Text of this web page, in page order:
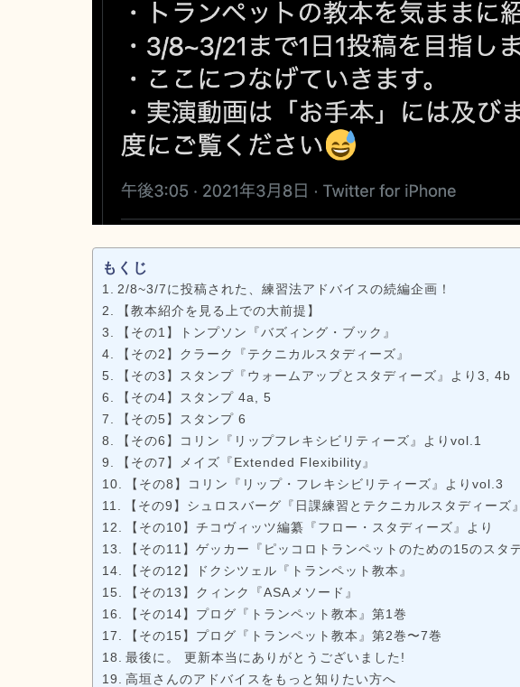
もくじ
2/8~3/7に投稿された、練習法アドバイスの続編企画！
【教本紹介を見る上での大前提】
【その1】トンプソン『バズィング・ブック』
【その2】クラーク『テクニカルスタディーズ』
【その3】スタンプ『ウォームアップとスタディーズ』より3, 4b
【その4】スタンプ 4a, 5
【その5】スタンプ 6
【その6】コリン『リップフレキシビリティーズ』よりvol.1
【その7】メイズ『Extended Flexibility』
【その8】コリン『リップ・フレキシビリティーズ』よりvol.3
【その9】シュロスバーグ『日課練習とテクニカルスタディーズ
【その10】チコヴィッツ編纂『フロー・スタディーズ』より
【その11】ゲッカー『ピッコロトランペットのための15のスタ
【その12】ドクシツェル『トランペット教本』
【その13】クィンク『ASAメソード』
【その14】プログ『トランペット教本』第1巻
【その15】プログ『トランペット教本』第2巻〜7巻
最後に。 更新本当にありがとうございました!
高垣さんのアドバイスをもっと知りたい方へ